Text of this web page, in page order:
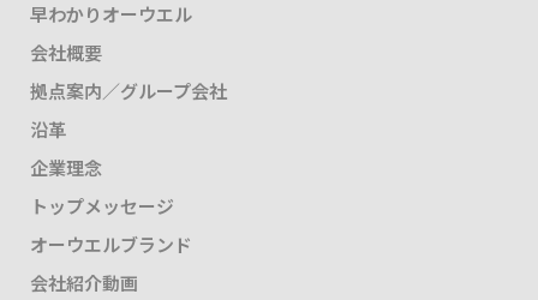
早わかりオーウエル
会社概要
拠点案内／グループ会社
沿革
企業理念
トップメッセージ
オーウエルブランド
会社紹介動画